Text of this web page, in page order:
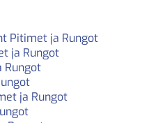
Pitimet ja Rungot
ja Rungot
ja Rungot